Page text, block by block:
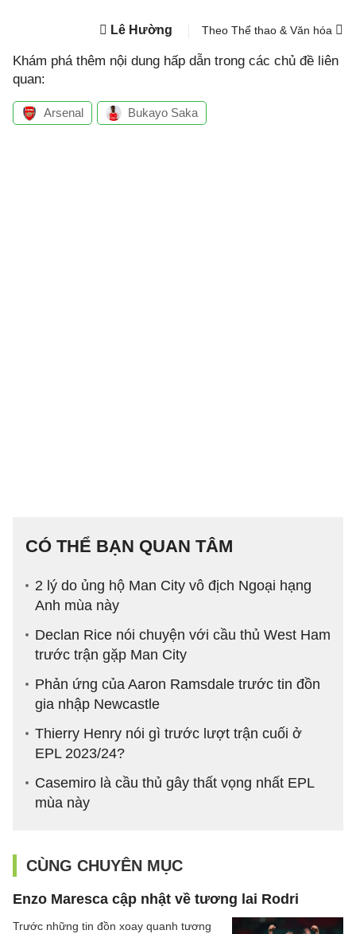
Lê Hường Theo Thể thao & Văn hóa
Khám phá thêm nội dung hấp dẫn trong các chủ đề liên
quan:
Arsenal Bukayo Saka
CÓ THỂ BẠN QUAN TÂM
2 lý do ủng hộ Man City vô địch Ngoại hạng
Anh mùa này
Declan Rice nói chuyện với cầu thủ West Ham
trước trận gặp Man City
Phản ứng của Aaron Ramsdale trước tin đồn
gia nhập Newcastle
Thierry Henry nói gì trước lượt trận cuối ở
EPL 2023/24?
Casemiro là cầu thủ gây thất vọng nhất EPL
mùa này
CÙNG CHUYÊN MỤC
Enzo Maresca cập nhật về tương lai Rodri
Trước những tin đồn xoay quanh tương